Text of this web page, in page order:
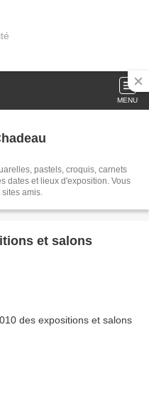
MENU
pastels, croquis, carnets
dates et lieux d'exposition. Vous
amis.
et salons